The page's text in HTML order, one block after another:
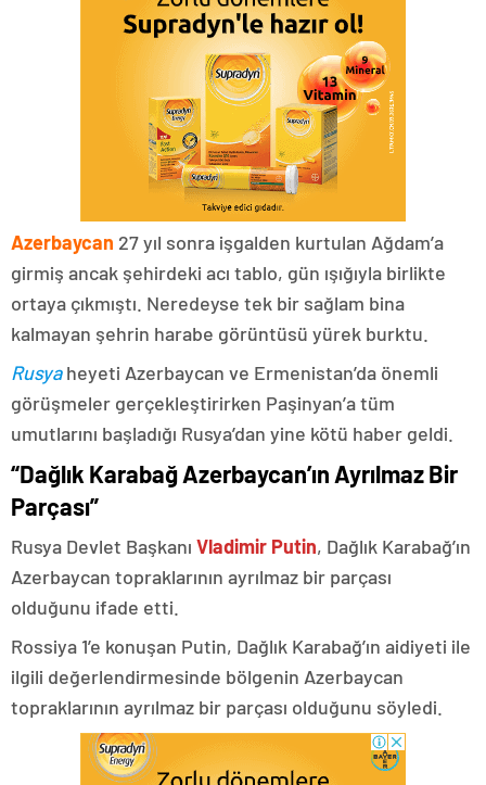
Azerbaycan 27 yıl sonra işgalden kurtulan Ağdam’a
girmiş ancak şehirdeki acı tablo, gün ışığıyla birlikte
ortaya çıkmıştı. Neredeyse tek bir sağlam bina
kalmayan şehrin harabe görüntüsü yürek burktu.
Rusyaheyeti Azerbaycan ve Ermenistan’da önemli
görüşmeler gerçekleştirirken Paşinyan’a tüm
umutlarını başladığı Rusya’dan yine kötü haber geldi.
“Dağlık Karabağ Azerbaycan’ın Ayrılmaz Bir
Parçası”
Rusya Devlet Başkanı Vladimir Putin, Dağlık Karabağ’ın
Azerbaycan topraklarının ayrılmaz bir parçası
olduğunu ifade etti.
Rossiya 1’e konuşan Putin, Dağlık Karabağ’ın aidiyeti ile
ilgili değerlendirmesinde bölgenin Azerbaycan
topraklarının ayrılmaz bir parçası olduğunu söyledi.